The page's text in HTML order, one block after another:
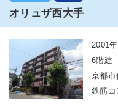
オリュザ西大手
2001
6階建
京都市
鉄筋コ